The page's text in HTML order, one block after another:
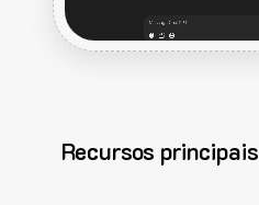
Recursos principais